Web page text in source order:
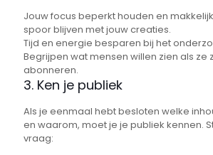
Jouw focus beperkt houden en
spoor blijven met jouw creaties.
Tijd en energie besparen bij het
Begrijpen wat mensen willen zien als ze
abonneren.
3. Ken je publiek
Als je eenmaal hebt besloten welke
en waarom, moet je je publiek kennen.
vraag: